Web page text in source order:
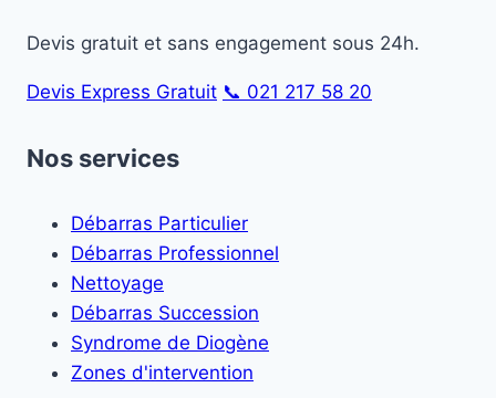
Devis gratuit et sans engagement sous 24h.
Devis Express Gratuit 📞 021 217 58 20
Nos services
Débarras Particulier
Débarras Professionnel
Nettoyage
Débarras Succession
Syndrome de Diogène
Zones d'intervention